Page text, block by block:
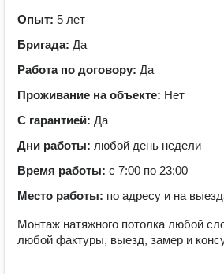
Опыт: 5 лет
Бригада: Да
Работа по договору: Да
Проживание на объекте: Нет
С гарантией: Да
Дни работы: любой день недели
Время работы: с 7:00 по 23:00
Место работы: по адресу и на
Монтаж натяжного потолка любой
любой фактуры, выезд, замер и